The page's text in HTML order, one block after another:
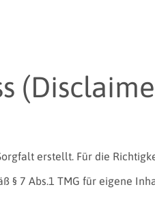
erstellt. Für die
§ 7 Abs.1 TMG für eigene